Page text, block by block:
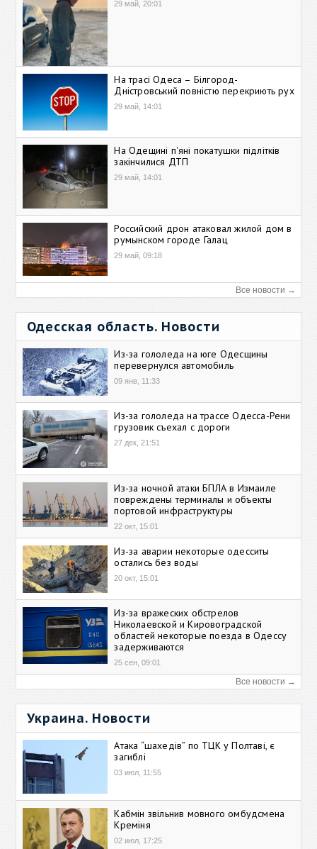
29 май, 20:01
На трасі Одеса – Білгород-
Дністровський повністю перекриють рух
29 май, 14:01
На Одещині п'яні покатушки підлітків
закінчилися ДТП
29 май, 14:01
Российский дрон атаковал жилой дом в
румынском городе Галац
29 май, 09:18
Все новости →
Одесская область. Новости
Из-за гололеда на юге Одесщины
перевернулся автомобиль
09 янв, 11:33
Из-за гололеда на трассе Одесса-Рени
грузовик съехал с дороги
27 дек, 21:51
Из-за ночной атаки БПЛА в Измаиле
повреждены терминалы и объекты
портовой инфраструктуры
22 окт, 15:01
Из-за аварии некоторые одесситы
остались без воды
20 окт, 15:01
Из-за вражеских обстрелов
Николаевской и Кировоградской
областей некоторые поезда в Одессу
задерживаются
25 сен, 09:01
Все новости →
Украина. Новости
Атака “шахедів” по ТЦК у Полтаві, є
загиблі
03 июл, 11:55
Кабмін звільнив мовного омбудсмена
Креміня
02 июл, 17:25